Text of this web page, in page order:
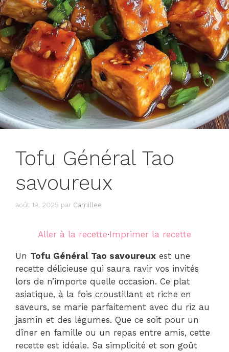
Tofu Général Tao
savoureux
août 19, 2025 par Camillee
Aller à la recette·Imprimer la recette
Un Tofu Général Tao savoureux est une
recette délicieuse qui saura ravir vos invités
lors de n’importe quelle occasion. Ce plat
asiatique, à la fois croustillant et riche en
saveurs, se marie parfaitement avec du riz au
jasmin et des légumes. Que ce soit pour un
dîner en famille ou un repas entre amis, cette
recette est idéale. Sa simplicité et son goût